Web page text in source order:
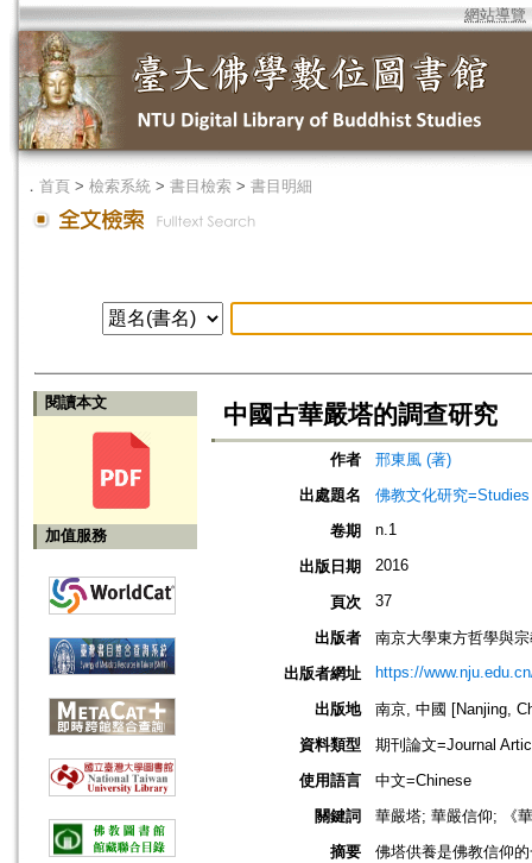
網站導覽
． 首頁 > 檢索系統 > 書目檢索 > 書目明細
閱讀本文
加值服務
中國古華嚴塔的調查研究
作者
邢東風 (著)
出處題名
佛教文化研究
卷期
n.1
出版日期 2016
頁次 37
出版者
南京大學東方哲學與
出版者網址
https://
出版地
南京, 中國 [Nanjing,
資料類型
期刊論文=Journal
使用語言
中文=Chinese
關鍵詞
華嚴塔; 華嚴信仰; 《
摘要
佛塔供養是佛教信仰